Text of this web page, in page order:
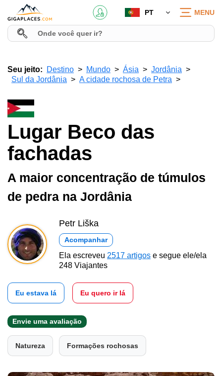
PT MENU
Seu jeito: Destino Mundo Ásia
Jordânia
Sul da Jordânia
A cidade rochosa de Petra
Lugar Beco das
fachadas
A maior concentração de túmulos
de pedra na Jordânia
Petr Liška
Acompanhar
Ela escreveu 2517 artigos e segue ele/ela
248 Viajantes
Eu estava lá Eu quero ir lá
Envie uma avaliação
Natureza Formações rochosas